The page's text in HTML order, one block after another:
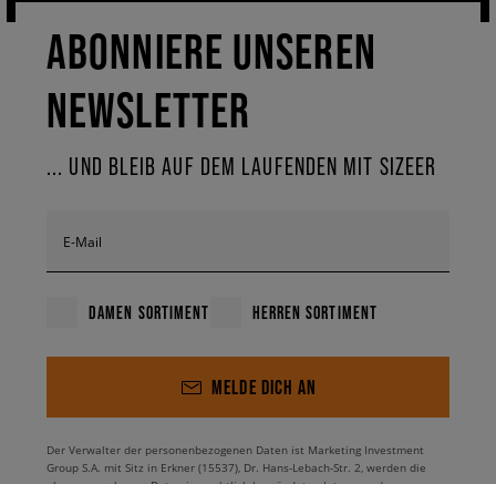
ABONNIERE UNSEREN
NEWSLETTER
... UND BLEIB AUF DEM LAUFENDEN MIT SIZEER
E-Mail
DAMEN SORTIMENT HERREN SORTIMENT
MELDE DICH AN
Der Verwalter der personenbezogenen Daten ist Marketing Investment
Group S.A. mit Sitz in Erkner (15537), Dr. Hans-Lebach-Str. 2, werden die